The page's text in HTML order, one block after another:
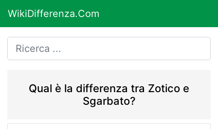
WikiDifferenza.Com
Qual è la differenza tra Zotico e
Sgarbato?